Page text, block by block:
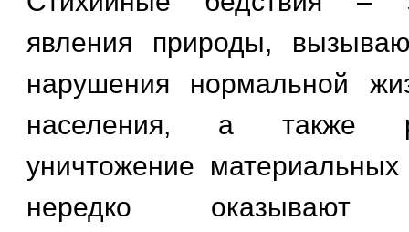
явления природы,
нарушения нормальной
населения, а также
уничтожение
нередко оказывают